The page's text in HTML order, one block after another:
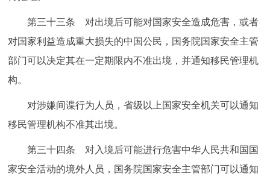
第三十三条 对出境后可能对国家安全造成危害，或者
对国家利益造成重大损失的中国公民，国务院国家安全主管
部门可以决定其在一定期限内不准出境，并通知移民管理机
构。
对涉嫌间谍行为人员，省级以上国家安全机关可以通知
移民管理机构不准其出境。
第三十四条 对入境后可能进行危害中华人民共和国国
家安全活动的境外人员，国务院国家安全主管部门可以通知